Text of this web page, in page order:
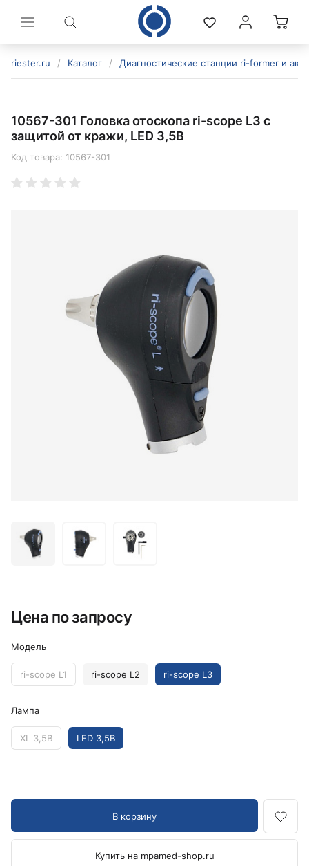
riester.ru / Каталог / Диагностические станции ri-former и
10567-301 Головка отоскопа ri-scope L3 с
защитой от кражи, LED 3,5В
Код товара: 10567-301
Цена по запросу
Модель
ri-scope L1 ri-scope L2 ri-scope L3
Лампа
XL 3,5В LED 3,5В
В корзину
Купить на mpamed-shop.ru